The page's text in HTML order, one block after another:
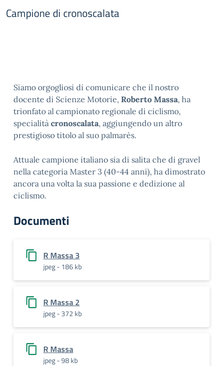
Campione di cronoscalata
Siamo orgogliosi di comunicare che il nostro
docente di Scienze Motorie, Roberto Massa, ha
trionfato al campionato regionale di ciclismo,
specialità cronoscalata, aggiungendo un altro
prestigioso titolo al suo palmarès.
Attuale campione italiano sia di salita che di gravel
nella categoria Master 3 (40-44 anni), ha dimostrato
ancora una volta la sua passione e dedizione al
ciclismo.
Documenti
R Massa 3
jpeg - 186 kb
R Massa 2
jpeg - 372 kb
R Massa
jpeg - 98 kb